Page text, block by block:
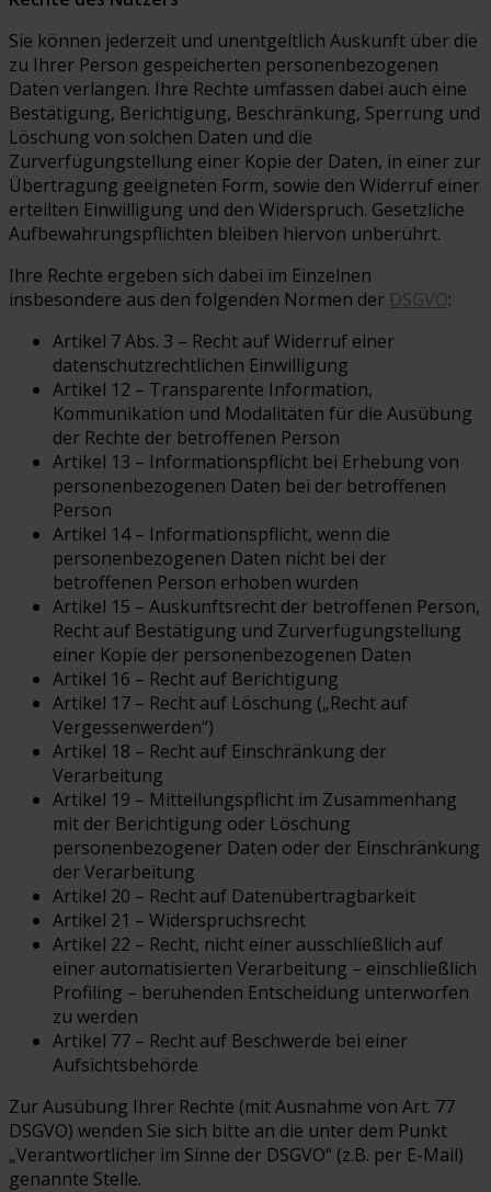
Sie können jederzeit und unentgeltlich Auskunft über die
zu Ihrer Person gespeicherten personenbezogenen
Daten verlangen. Ihre Rechte umfassen dabei auch eine
Bestätigung, Berichtigung, Beschränkung, Sperrung und
Löschung von solchen Daten und die
Zurverfügungstellung einer Kopie der Daten, in einer zur
Übertragung geeigneten Form, sowie den Widerruf einer
erteilten Einwilligung und den Widerspruch. Gesetzliche
Aufbewahrungspflichten bleiben hiervon unberührt.
Ihre Rechte ergeben sich dabei im Einzelnen
insbesondere aus den folgenden Normen der DSGVO:
Artikel 7 Abs. 3 – Recht auf Widerruf einer
datenschutzrechtlichen Einwilligung
Artikel 12 – Transparente Information,
Kommunikation und Modalitäten für die Ausübung
der Rechte der betroffenen Person
Artikel 13 – Informationspflicht bei Erhebung von
personenbezogenen Daten bei der betroffenen
Person
Artikel 14 – Informationspflicht, wenn die
personenbezogenen Daten nicht bei der
betroffenen Person erhoben wurden
Artikel 15 – Auskunftsrecht der betroffenen Person,
Recht auf Bestätigung und Zurverfügungstellung
einer Kopie der personenbezogenen Daten
Artikel 16 – Recht auf Berichtigung
Artikel 17 – Recht auf Löschung („Recht auf
Vergessenwerden“)
Artikel 18 – Recht auf Einschränkung der
Verarbeitung
Artikel 19 – Mitteilungspflicht im Zusammenhang
mit der Berichtigung oder Löschung
personenbezogener Daten oder der Einschränkung
der Verarbeitung
Artikel 20 – Recht auf Datenübertragbarkeit
Artikel 21 – Widerspruchsrecht
Artikel 22 – Recht, nicht einer ausschließlich auf
einer automatisierten Verarbeitung – einschließlich
Profiling – beruhenden Entscheidung unterworfen
zu werden
Artikel 77 – Recht auf Beschwerde bei einer
Aufsichtsbehörde
Zur Ausübung Ihrer Rechte (mit Ausnahme von Art. 77
DSGVO) wenden Sie sich bitte an die unter dem Punkt
„Verantwortlicher im Sinne der DSGVO“ (z.B. per E-Mail)
genannte Stelle.